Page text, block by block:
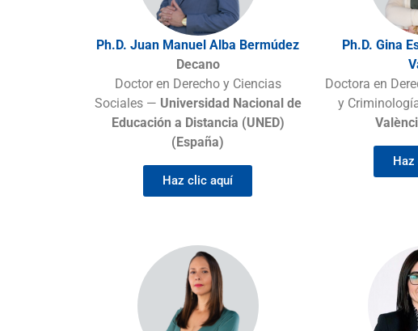
Ph.D. Juan Manuel Alba Bermúdez
Decano
Doctor en Derecho y Ciencias
Sociales — Universidad Nacional de
Educación a Distancia (UNED)
(España)
Haz clic aquí
Ph.D. Gina
Doctora en
y